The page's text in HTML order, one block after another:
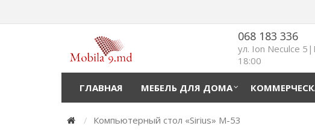
068 183 336
ул. Ion Neculce
18:00
ГЛАВНАЯ МЕБЕЛЬ ДЛЯ ДОМА
Компьютерный стол «Sirius» M-53